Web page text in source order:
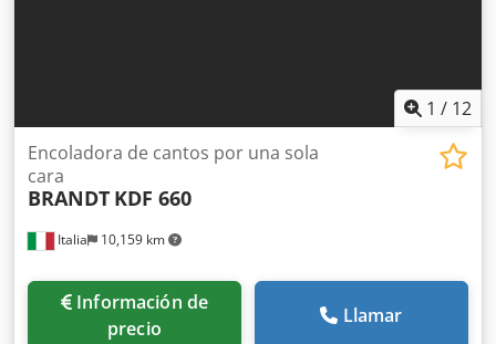
1 / 12
Italia 10,159 km
Encoladora de cantos por una sola
cara
BRANDT KDF 660
Información de
precio
Llamar